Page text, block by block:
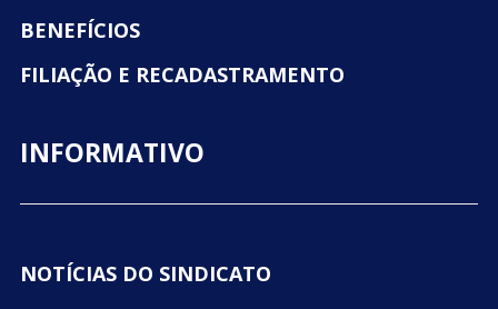
BENEFÍCIOS
FILIAÇÃO E RECADASTRAMENTO
INFORMATIVO
NOTÍCIAS DO SINDICATO